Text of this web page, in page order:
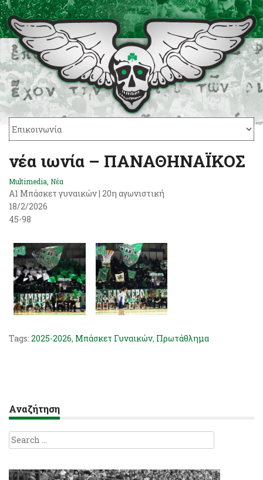
νέα ιωνία – ΠΑΝΑΘΗΝΑΪΚΟΣ
Multimedia Νέα
Α1 Μπάσκετ γυναικών | 20η αγωνιστική
18/2/2026
45-98
Tags: 2025-2026, Μπάσκετ Γυναικών, Πρωτάθλημα
Αναζήτηση
Search
for: